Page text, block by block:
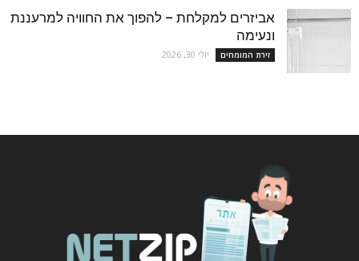
אביזרים למקלחת – להפוך את החוויה למרעננת
ונעימה
זירת המומחים יולי 30, 2026